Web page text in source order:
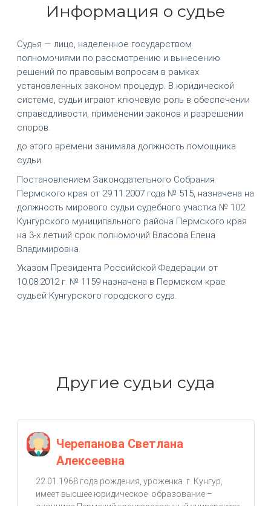
Информация о судье
Судья — лицо, наделенное государством
полномочиями по рассмотрению и вынесению
решений по правовым вопросам в рамках
установленных законом процедур. В юридической
системе, судьи играют ключевую роль в обеспечении
справедливости, применении законов и разрешении
споров.
до этого времени занимала должность помощника
судьи.
Постановлением Законодательного Собрания
Пермского края от 29.11.2007 года № 515, назначена на
должность мирового судьи судебного участка № 102
Кунгурского муниципального района Пермского края
на 3-х летний срок полномочий Власова Елена
Владимировна.
Указом Президента Российской Федерации от
10.08.2012 г. № 1159 назначена в Пермском крае
судьей Кунгурского городского суда.
Другие судьи суда
Черепанова Светлана
Алексеевна
22.01.1968 года рождения, уроженка г. Кунгур,
имеет высшее юридическое образование –